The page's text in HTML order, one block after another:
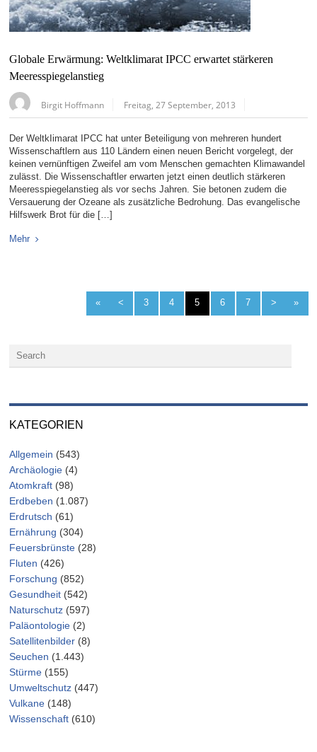
Globale Erwärmung: Weltklimarat IPCC erwartet stärkeren
Meeresspiegelanstieg
Birgit Hoffmann Freitag, 27 September, 2013
Der WeltkIimarat IPCC hat unter Beteiligung von mehreren hundert
Wissenschaftlern aus 110 Ländern einen neuen Bericht vorgelegt, der
keinen vernünftigen Zweifel am vom Menschen gemachten Klimawandel
zulässt. Die Wissenschaftler erwarten jetzt einen deutlich stärkeren
Meeresspiegelanstieg als vor sechs Jahren. Sie betonen zudem die
Versauerung der Ozeane als zusätzliche Bedrohung. Das evangelische
Hilfswerk Brot für die […]
Mehr
« < 3 4 5 6 7 > »
KATEGORIEN
Allgemein (543)
Archäologie (4)
Atomkraft (98)
Erdbeben (1.087)
Erdrutsch (61)
Ernährung (304)
Feuersbrünste (28)
Fluten (426)
Forschung (852)
Gesundheit (542)
Naturschutz (597)
Paläontologie (2)
Satellitenbilder (8)
Seuchen (1.443)
Stürme (155)
Umweltschutz (447)
Vulkane (148)
Wissenschaft (610)